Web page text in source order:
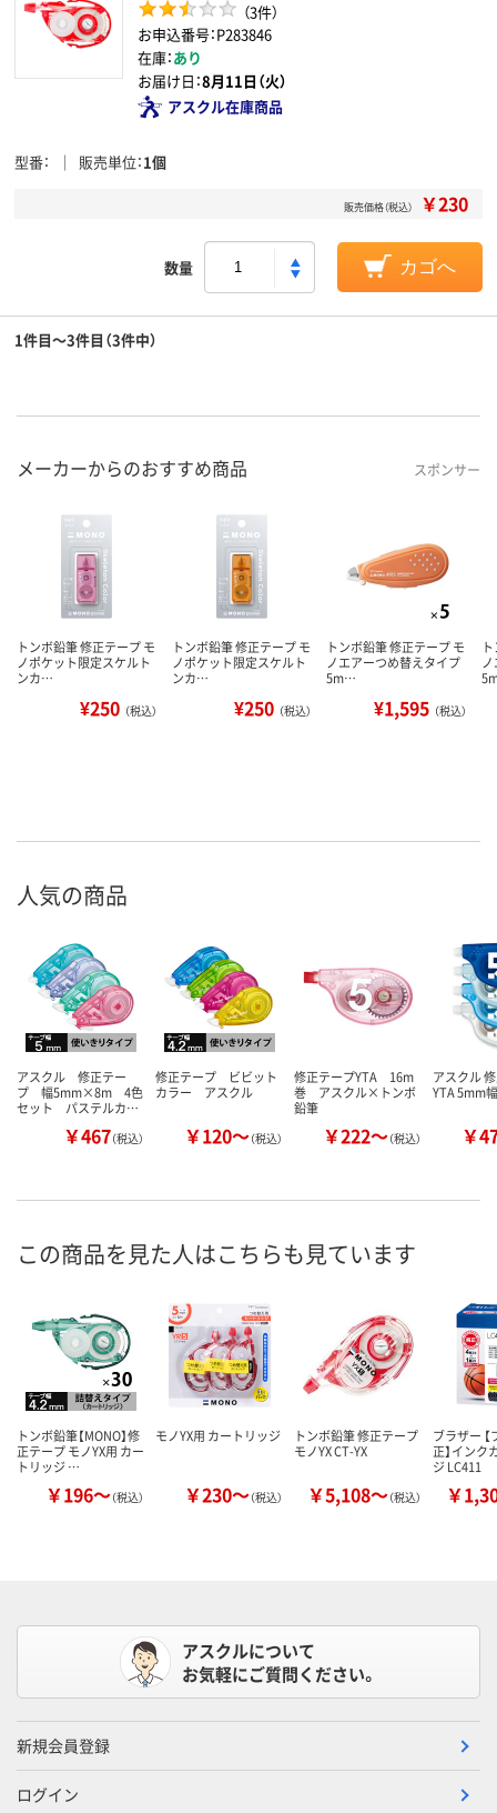
（3件）
お申込番号：P283846
在庫：あり
お届け日：8月11日（火）
アスクル在庫商品
型番 販売単位 1個
販売価格（税込） ￥230
数量 カゴへ
1件目～3件目（3件中）
メーカーからのおすすめ商品 スポンサー
トンボ鉛筆 修正テープ モ
ノポケット限定スケルト
ンカ…
¥250 （税込）
トンボ鉛筆 修正テープ モ
ノポケット限定スケルト
ンカ…
¥250 （税込）
トンボ鉛筆 修正テープ モ
ノエアーつめ替えタイプ
5m…
¥1,595 （税込）
人気の商品
アスクル 修正テー
プ 幅5mm×8m 4色
セット パステルカ…
￥467（税込）
修正テープ ビビット
カラー アスクル
￥120～（税込）
修正テープYTA 16m
巻 アスクル×トンボ
鉛筆
￥222～（税込）
アスクル
YTA 5mm
￥
この商品を見た人はこちらも見ています
トンボ鉛筆【MONO】修
正テープ モノYX用 カー
トリッジ …
￥196～（税込）
モノYX用 カートリッジ
￥230～（税込）
トンボ鉛筆 修正テープ
モノYX CT-YX
￥5,108～（税込）
ブラザー
正】インク
ジ LC411
￥
アスクルについて
お気軽にご質問ください。
新規会員登録
ログイン